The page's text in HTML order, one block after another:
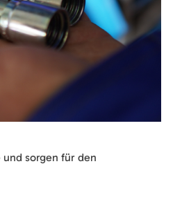
sorgen für den